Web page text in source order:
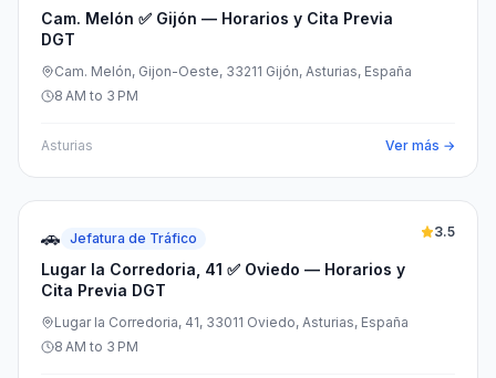
Cam. Melón ✅ Gijón — Horarios y Cita Previa
DGT
Cam. Melón, Gijon-Oeste, 33211 Gijón, Asturias, España
8 AM to 3 PM
Asturias Ver más →
🚗 Jefatura de Tráfico
Lugar la Corredoria, 41 ✅ Oviedo — Horarios y
Cita Previa DGT
3.5
Lugar la Corredoria, 41, 33011 Oviedo, Asturias, España
8 AM to 3 PM